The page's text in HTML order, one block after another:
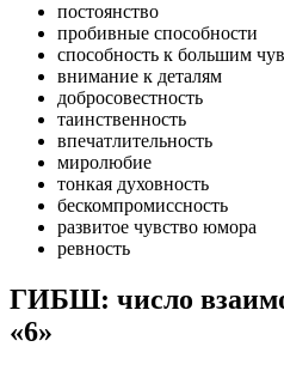
постоянство
пробивные способности
способность к большим
внимание к деталям
добросовестность
таинственность
впечатлительность
миролюбие
тонкая духовность
бескомпромиссность
развитое чувство юмора
ревность
ГИБШ: число
«6»